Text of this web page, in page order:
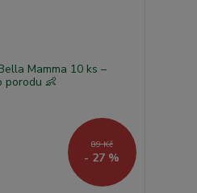
89 Kč
- 27 %